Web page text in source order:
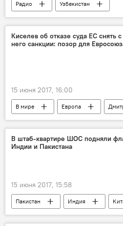
Радио Узбекистан
Киселев об отказе суда ЕС снять с
него санкции: позор для
15 июня 2017, 16:00
В мире Европа
МИА "Россия Сегодня"
санкции
В штаб-квартире ШОС подняли
Индии и Пакистана
15 июня 2017, 15:58
Пакистан Индия
Шанхай
Рашид Алимов